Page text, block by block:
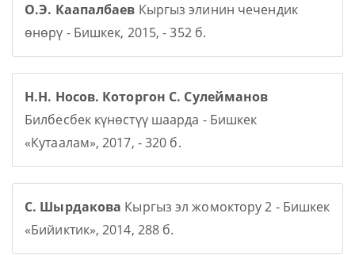
О.Э. Каапалбаев Кыргыз элинин чечендик
өнөрү - Бишкек, 2015, - 352 б.
Н.Н. Носов. Которгон С. Сулейманов
Билбесбек күнөстүү шаарда - Бишкек
«Кутаалам», 2017, - 320 б.
С. Шырдакова Кыргыз эл жомоктору 2 - Бишкек
«Бийиктик», 2014, 288 б.